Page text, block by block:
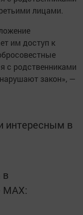
лицами.
им доступ к
с родственниками
закон», —
интересным в
в
MАХ: